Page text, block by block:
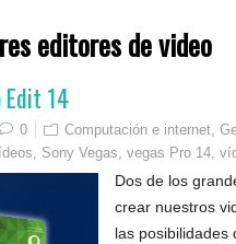
editores de video
Edit 14
0 Computación e internet,
, Sony Vegas, vegas Pro 14,
Dos de los
crear nuestros
las posibilidades